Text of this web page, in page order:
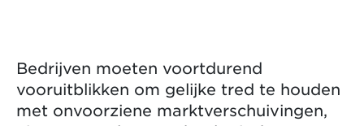
Bedrijven moeten voortdurend
vooruitblikken om gelijke tred te houden
met onvoorziene marktverschuivingen,